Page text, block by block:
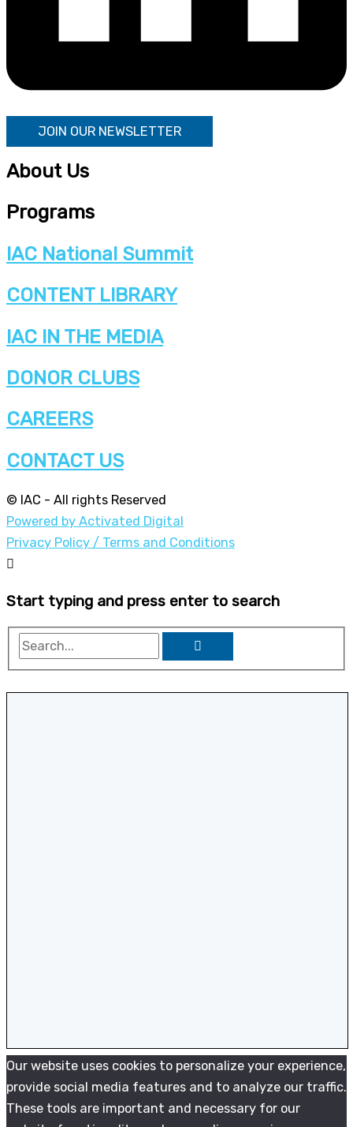
JOIN OUR NEWSLETTER
About Us
Programs
IAC National Summit
CONTENT LIBRARY
IAC IN THE MEDIA
DONOR CLUBS
CAREERS
CONTACT US
© IAC - All rights Reserved
Powered by Activated Digital
Privacy Policy / Terms and Conditions
Start typing and press enter to search
Our website uses cookies to personalize your experience,
provide social media features and to analyze our traffic.
These tools are important and necessary for our